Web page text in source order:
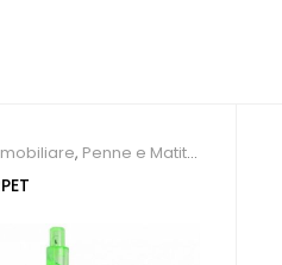
, Penne e Matite
,Penne Personalizzate